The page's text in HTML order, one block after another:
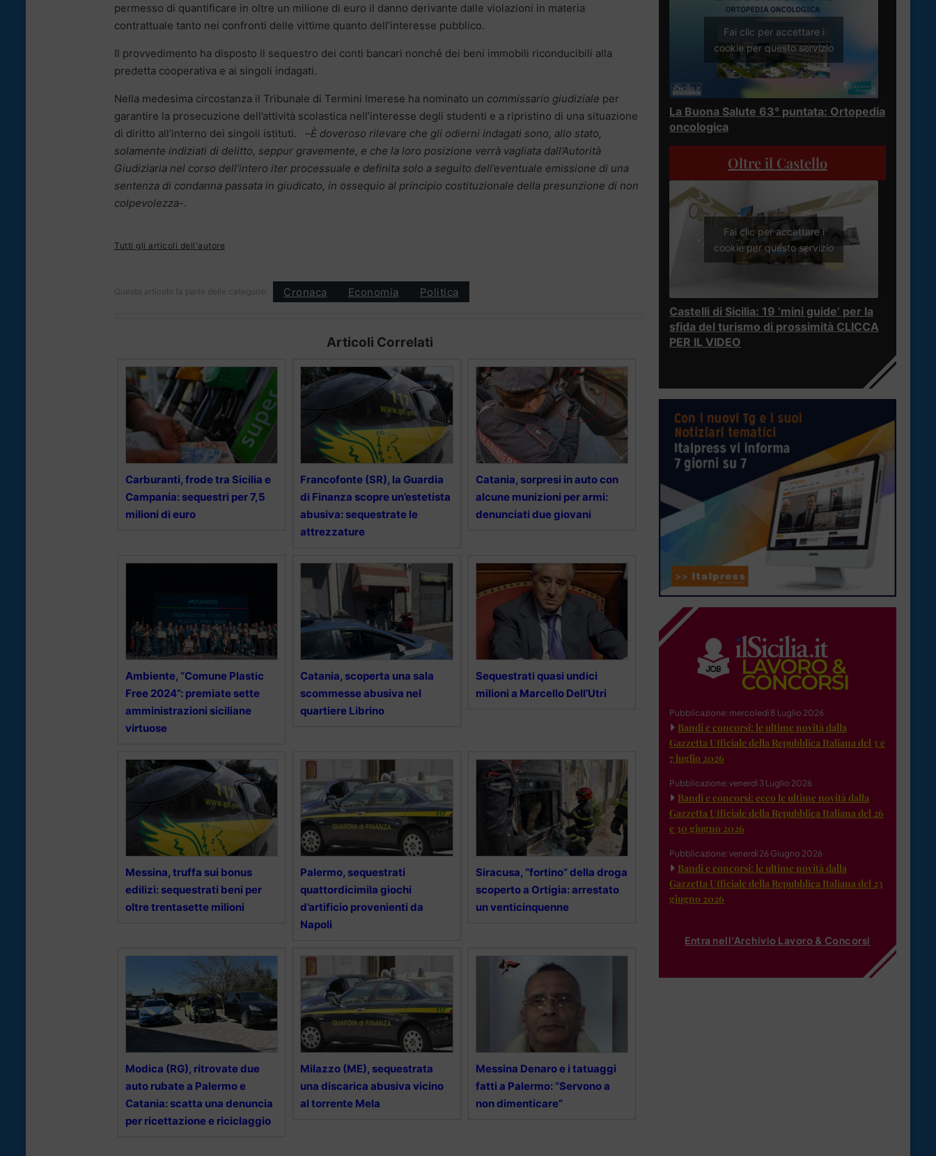
permesso di quantificare in oltre un milione di euro il danno derivante dalle violazioni in materia
contrattuale tanto nei confronti delle vittime quanto dell’interesse pubblico.
Il provvedimento ha disposto il sequestro dei conti bancari nonché dei beni immobili riconducibili alla
predetta cooperativa e ai singoli indagati.
Nella medesima circostanza il Tribunale di Termini Imerese ha nominato un commissario giudiziale per
garantire la prosecuzione dell’attività scolastica nell’interesse degli studenti e a ripristino di una situazione
di diritto all’interno dei singoli istituti. –È doveroso rilevare che gli odierni indagati sono, allo stato,
solamente indiziati di delitto, seppur gravemente, e che la loro posizione verrà vagliata dall’Autorità
Giudiziaria nel corso dell’intero iter processuale e definita solo a seguito dell’eventuale emissione di una
sentenza di condanna passata in giudicato, in ossequio al principio costituzionale della presunzione di non
colpevolezza-.
Tutti gli articoli dell'autore
Questo articolo fa parte delle categorie: Cronaca Economia Politica
Articoli Correlati
Carburanti, frode tra Sicilia e
Campania: sequestri per 7,5
milioni di euro
Francofonte (SR), la Guardia
di Finanza scopre un’estetista
abusiva: sequestrate le
attrezzature
Catania, sorpresi in auto con
alcune munizioni per armi:
denunciati due giovani
Ambiente, “Comune Plastic
Free 2024”: premiate sette
amministrazioni siciliane
virtuose
Catania, scoperta una sala
scommesse abusiva nel
quartiere Librino
Sequestrati quasi undici
milioni a Marcello Dell’Utri
Messina, truffa sui bonus
edilizi: sequestrati beni per
oltre trentasette milioni
Palermo, sequestrati
quattordicimila giochi
d’artificio provenienti da
Napoli
Siracusa, “fortino” della droga
scoperto a Ortigia: arrestato
un venticinquenne
Modica (RG), ritrovate due
auto rubate a Palermo e
Catania: scatta una denuncia
per ricettazione e riciclaggio
Milazzo (ME), sequestrata
una discarica abusiva vicino
al torrente Mela
Messina Denaro e i tatuaggi
fatti a Palermo: “Servono a
non dimenticare”
Fai clic per accettare i
cookie per questo servizio
La Buona Salute 63° puntata: Ortopedia
oncologica
Oltre il Castello
Fai clic per accettare i
cookie per questo servizio
Castelli di Sicilia: 19 ‘mini guide’ per la
sfida del turismo di prossimità CLICCA
PER IL VIDEO
Pubblicazione: mercoledì 8 Luglio 2026
Bandi e concorsi: le ultime novità dalla
Gazzetta Ufficiale della Repubblica Italiana del 3 e
7 luglio 2026
Pubblicazione: venerdì 3 Luglio 2026
Bandi e concorsi: ecco le ultime novità dalla
Gazzetta Ufficiale della Repubblica Italiana del 26
e 30 giugno 2026
Pubblicazione: venerdì 26 Giugno 2026
Bandi e concorsi: le ultime novità dalla
Gazzetta Ufficiale della Repubblica Italiana del 23
giugno 2026
Entra nell'Archivio Lavoro & Concorsi